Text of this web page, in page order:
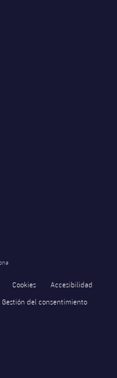
Cookies
Accesibilidad
Gestión del consentimiento